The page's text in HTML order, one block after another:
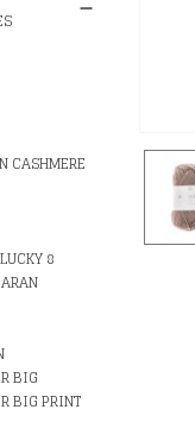
CASHMERE
8
BIG
BIG PRINT